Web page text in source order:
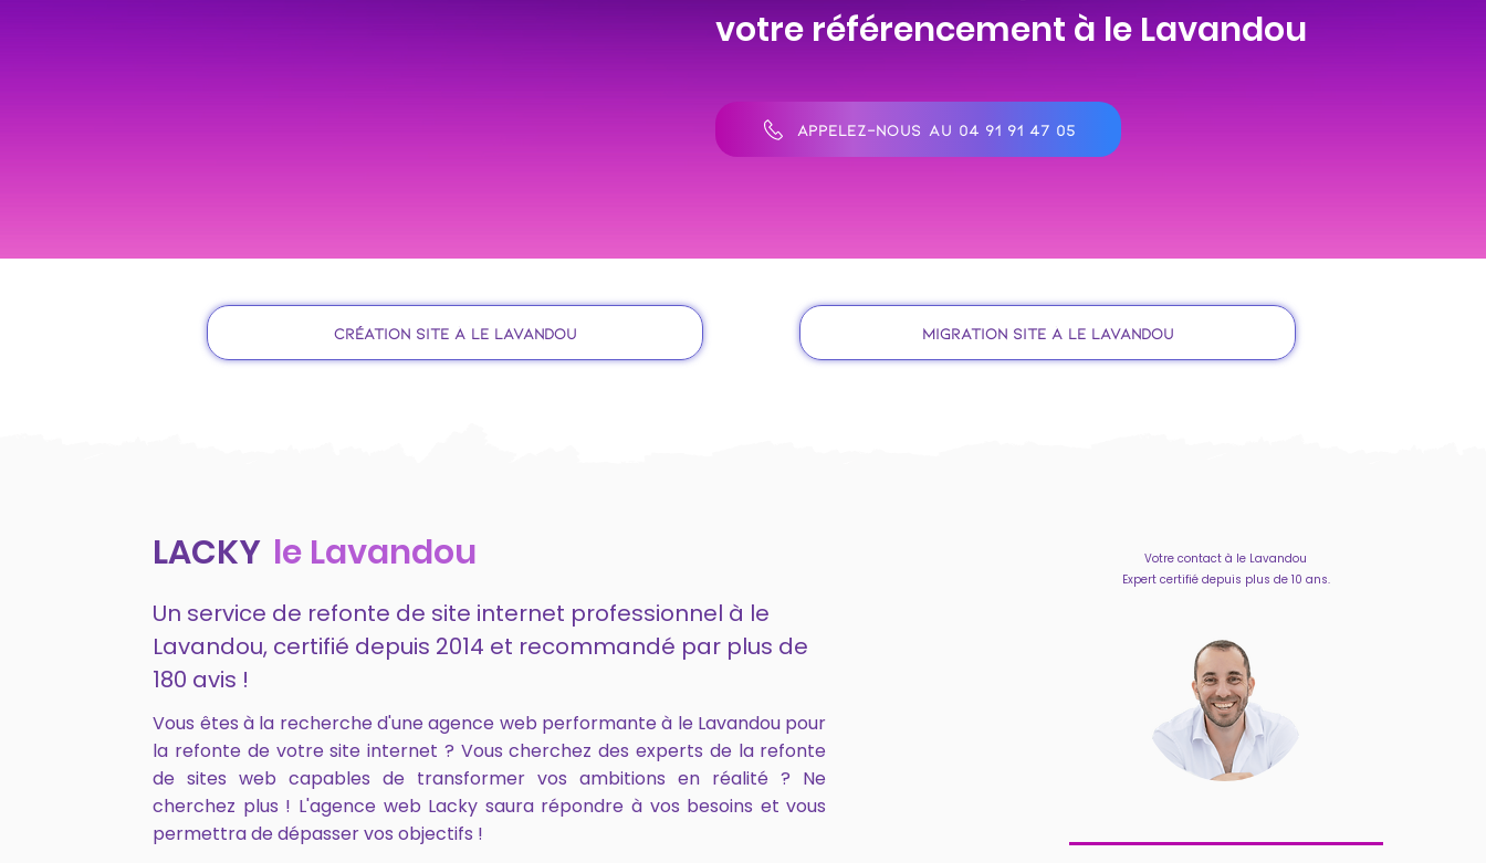
votre référencement à le Lavandou
APPELEZ-NOUS AU 04 91 91 47 05
Création site à le Lavandou Migration site à le Lavandou
LACKY le Lavandou
Un service de refonte de site internet professionnel à le
Lavandou, certifié depuis 2014 et recommandé par plus de
180 avis !
Vous êtes à la recherche d'une agence web performante à le Lavandou pour
la refonte de votre site internet ? Vous cherchez des experts de la refonte
de sites web capables de transformer vos ambitions en réalité ? Ne
cherchez plus ! L'agence web Lacky saura répondre à vos besoins et vous
permettra de dépasser vos objectifs !
Votre contact à le Lavandou
Expert certifié depuis plus de 10 ans.